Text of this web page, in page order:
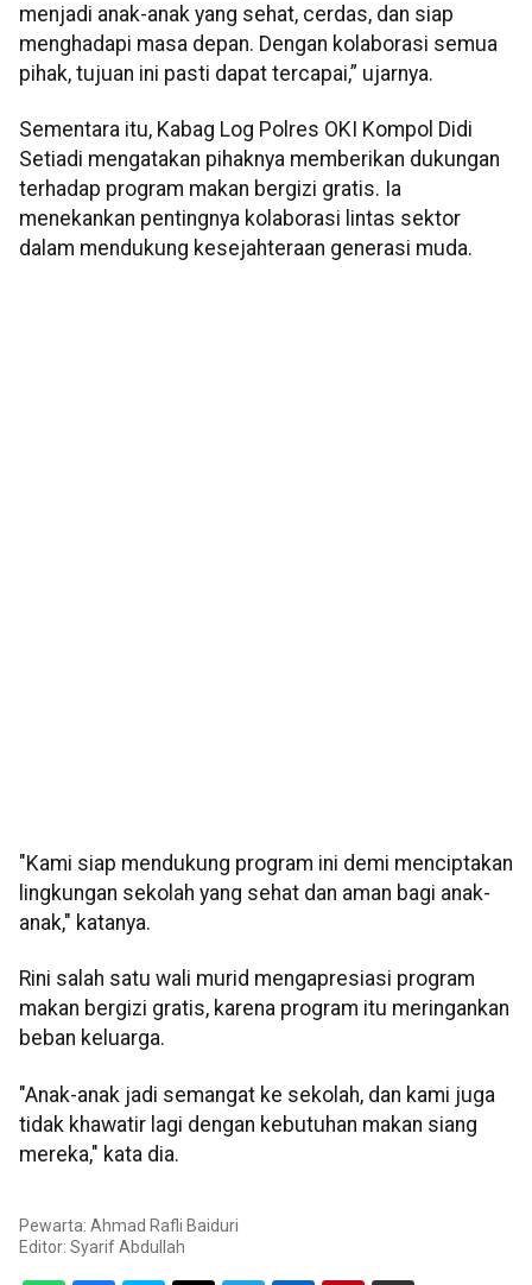
menjadi anak-anak yang sehat, cerdas, dan siap
menghadapi masa depan. Dengan kolaborasi semua
pihak, tujuan ini pasti dapat tercapai,” ujarnya.
Sementara itu, Kabag Log Polres OKI Kompol Didi
Setiadi mengatakan pihaknya memberikan dukungan
terhadap program makan bergizi gratis. Ia
menekankan pentingnya kolaborasi lintas sektor
dalam mendukung kesejahteraan generasi muda.
"Kami siap mendukung program ini demi menciptakan
lingkungan sekolah yang sehat dan aman bagi anak-
anak," katanya.
Rini salah satu wali murid mengapresiasi program
makan bergizi gratis, karena program itu meringankan
beban keluarga.
"Anak-anak jadi semangat ke sekolah, dan kami juga
tidak khawatir lagi dengan kebutuhan makan siang
mereka," kata dia.
Pewarta: Ahmad Rafli Baiduri
Editor: Syarif Abdullah